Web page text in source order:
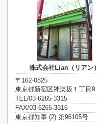
株式会社Lian（リアン）
〒162-0825
東京都新宿区神楽坂１丁目9
TEL/03-6265-3315
FAX/03-6265-3316
東京都知事 (2) 第96105号